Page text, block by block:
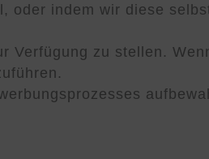
oder indem wir diese
Verfügung zu stellen.